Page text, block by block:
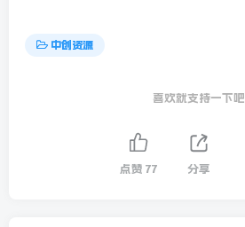
中创资源
喜欢就支持一下吧
点赞 77 分享